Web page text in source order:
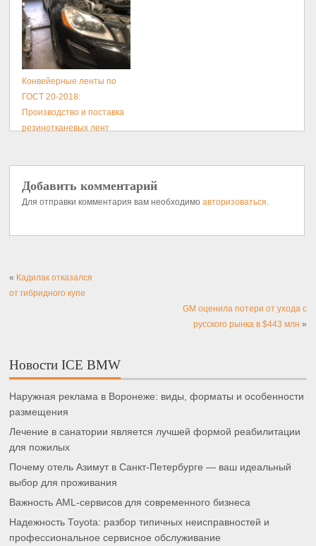
Конвейерные ленты по
ГОСТ 20-2018:
Производство и поставка
резинотканевых лент
Добавить комментарий
Для отправки комментария вам необходимоавторизоваться.
« Кадилак отказался
от гибридного купе
GM оценила потери от ухода с
русского рынка в $443 млн »
Новости ICE BMW
Наружная реклама в Воронеже: виды, форматы и особенности
размещения
Лечение в санатории является лучшей формой реабилитации
для пожилых
Почему отель Азимут в Санкт-Петербурге — ваш идеальный
выбор для проживания
Важность AML-сервисов для современного бизнеса
Надежность Toyota: разбор типичных неисправностей и
профессиональное сервисное обслуживание